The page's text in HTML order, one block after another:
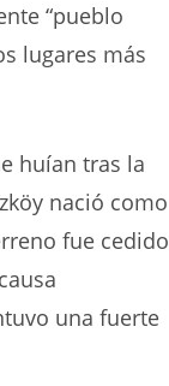
“pueblo
lugares más
huían tras la
nació como
fue cedido
una fuerte